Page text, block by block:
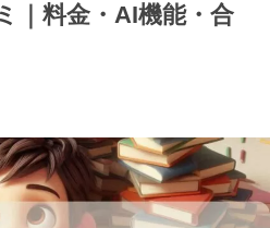
｜料金・AI機能・合